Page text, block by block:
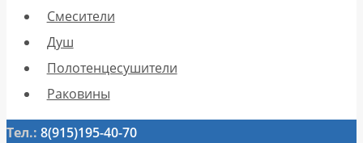
Смесители
Душ
Полотенцесушители
Раковины
Тел.: 8(915)195-40-70